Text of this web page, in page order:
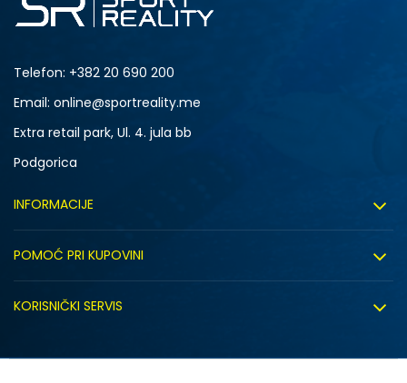
Telefon: +382 20 690 200
Email: online@sportreality.me
Extra retail park, Ul. 4. jula bb
Podgorica
INFORMACIJE
Zapošljavanje
Sindikalna prodaja
POMOĆ PRI KUPOVINI
Kako kupiti
KORISNIČKI SERVIS